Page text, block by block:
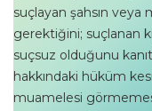
suçlayan şahsın veya
gerektiğini; suçlanan
suçsuz olduğunu
hakkındaki hüküm
muamelesi